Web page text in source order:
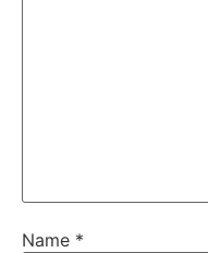
Name *